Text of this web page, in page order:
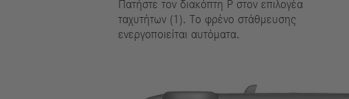
Πατήστε τον διακόπτη P στον επιλογέα
ταχυτήτων (1). Το φρένο στάθμευσης
ενεργοποιείται αυτόματα.